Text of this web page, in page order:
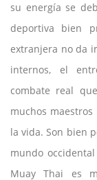
su energía se
deportiva bien
extranjera no da
internos, el
combate real
muchos
la vida. Son bien
mundo
Muay Thai es